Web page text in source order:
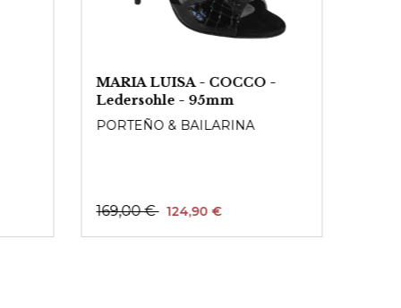
MARIA LUISA - COCCO -
Ledersohle - 95mm
PORTEÑO & BAILARINA
169,00 € 124,90 €